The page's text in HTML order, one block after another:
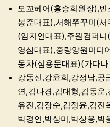
모꼬헤어(홍승희원장),
봉준대표),서해쭈꾸미(
(임지연대표),주원컴퍼
영삼대표),중랑양원미디
동차(심용문대표)(가다나
강동신,강윤희,강정남,공
연,김나경,김대형,김동운
유진,김장순,김정윤,김진
박경연,박상미,박상용,박